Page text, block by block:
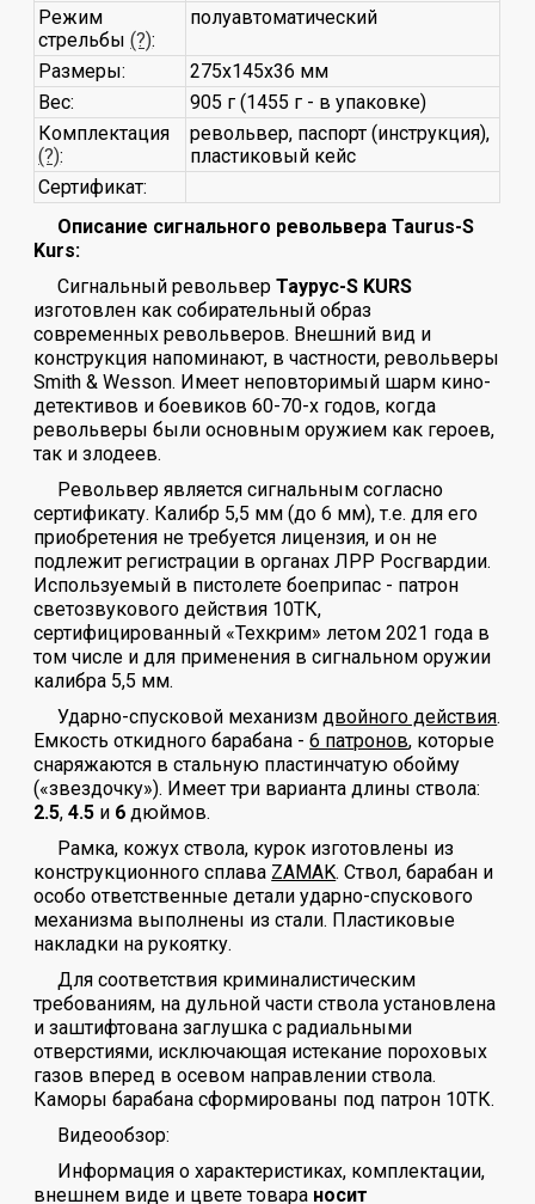
Режим
стрельбы(?):
полуавтоматический
Размеры:
275х145х36 мм
Вес:
905 г (1455 г - в упаковке)
Комплектация
(?):
револьвер, паспорт (инструкция),
пластиковый кейс
Сертификат:
Описание сигнального револьвера Taurus-S
Kurs:
Сигнальный револьверТаурус-S KURS
изготовлен как собирательный образ
современных револьверов. Внешний вид и
конструкция напоминают, в частности, револьверы
Smith & Wesson. Имеет неповторимый шарм кино-
детективов и боевиков 60-70-х годов, когда
револьверы были основным оружием как героев,
так и злодеев.
Револьвер является сигнальным согласно
сертификату. Калибр 5,5 мм (до 6 мм), т.е. для его
приобретения не требуется лицензия, и он не
подлежит регистрации в органах ЛРР Росгвардии.
Используемый в пистолете боеприпас - патрон
светозвукового действия 10ТК,
сертифицированный «Техкрим» летом 2021 года в
том числе и для применения в сигнальном оружии
калибра 5,5 мм.
Ударно-спусковой механизмдвойного действия.
Емкость откидного барабана -6 патронов, которые
снаряжаются в стальную пластинчатую обойму
(«звездочку»). Имеет три варианта длины ствола:
2.5,4.5 и 6 дюймов.
Рамка, кожух ствола, курок изготовлены из
конструкционного сплава ZAMAK. Ствол, барабан и
особо ответственные детали ударно-спускового
механизма выполнены из стали. Пластиковые
накладки на рукоятку.
Для соответствия криминалистическим
требованиям, на дульной части ствола установлена
и заштифтована заглушка с радиальными
отверстиями, исключающая истекание пороховых
газов вперед в осевом направлении ствола.
Каморы барабана сформированы под патрон 10ТК.
Видеообзор:
Информация о характеристиках, комплектации,
внешнем виде и цвете товара носит